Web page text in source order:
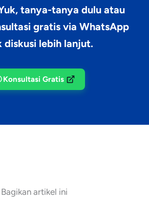
tanya-tanya dulu atau
gratis via WhatsApp
diskusi lebih lanjut.
Konsultasi Gratis
Bagikan artikel ini